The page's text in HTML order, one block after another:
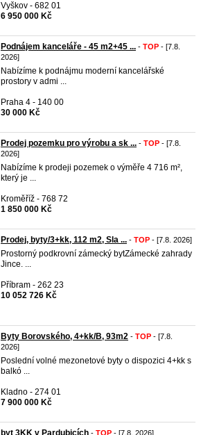
Vyškov - 682 01
6 950 000 Kč
Podnájem kanceláře - 45 m2+45 ... - TOP - [7.8.
2026]
Nabízíme k podnájmu moderní kancelářské
prostory v admi ...
Praha 4 - 140 00
30 000 Kč
Prodej pozemku pro výrobu a sk ... - TOP - [7.8.
2026]
Nabízíme k prodeji pozemek o výměře 4 716 m²,
který je ...
Kroměříž - 768 72
1 850 000 Kč
Prodej, byty/3+kk, 112 m2, Sla ... - TOP - [7.8. 2026]
Prostorný podkrovní zámecký bytZámecké zahrady
Jince. ...
Příbram - 262 23
10 052 726 Kč
Byty Borovského, 4+kk/B, 93m2 - TOP - [7.8.
2026]
Poslední volné mezonetové byty o dispozici 4+kk s
balkó ...
Kladno - 274 01
7 900 000 Kč
byt 3KK v Pardubicích - TOP - [7.8. 2026]